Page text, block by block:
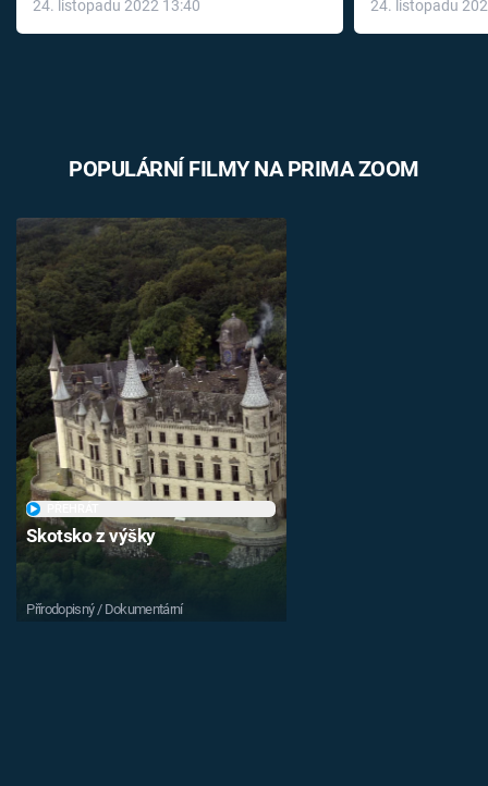
24. listopadu 2022 13:40
léky
24. listopadu
POPULÁRNÍ FILMY NA PRIMA ZOOM
Skotsko z výšky
Přírodopisný / Dokumentární